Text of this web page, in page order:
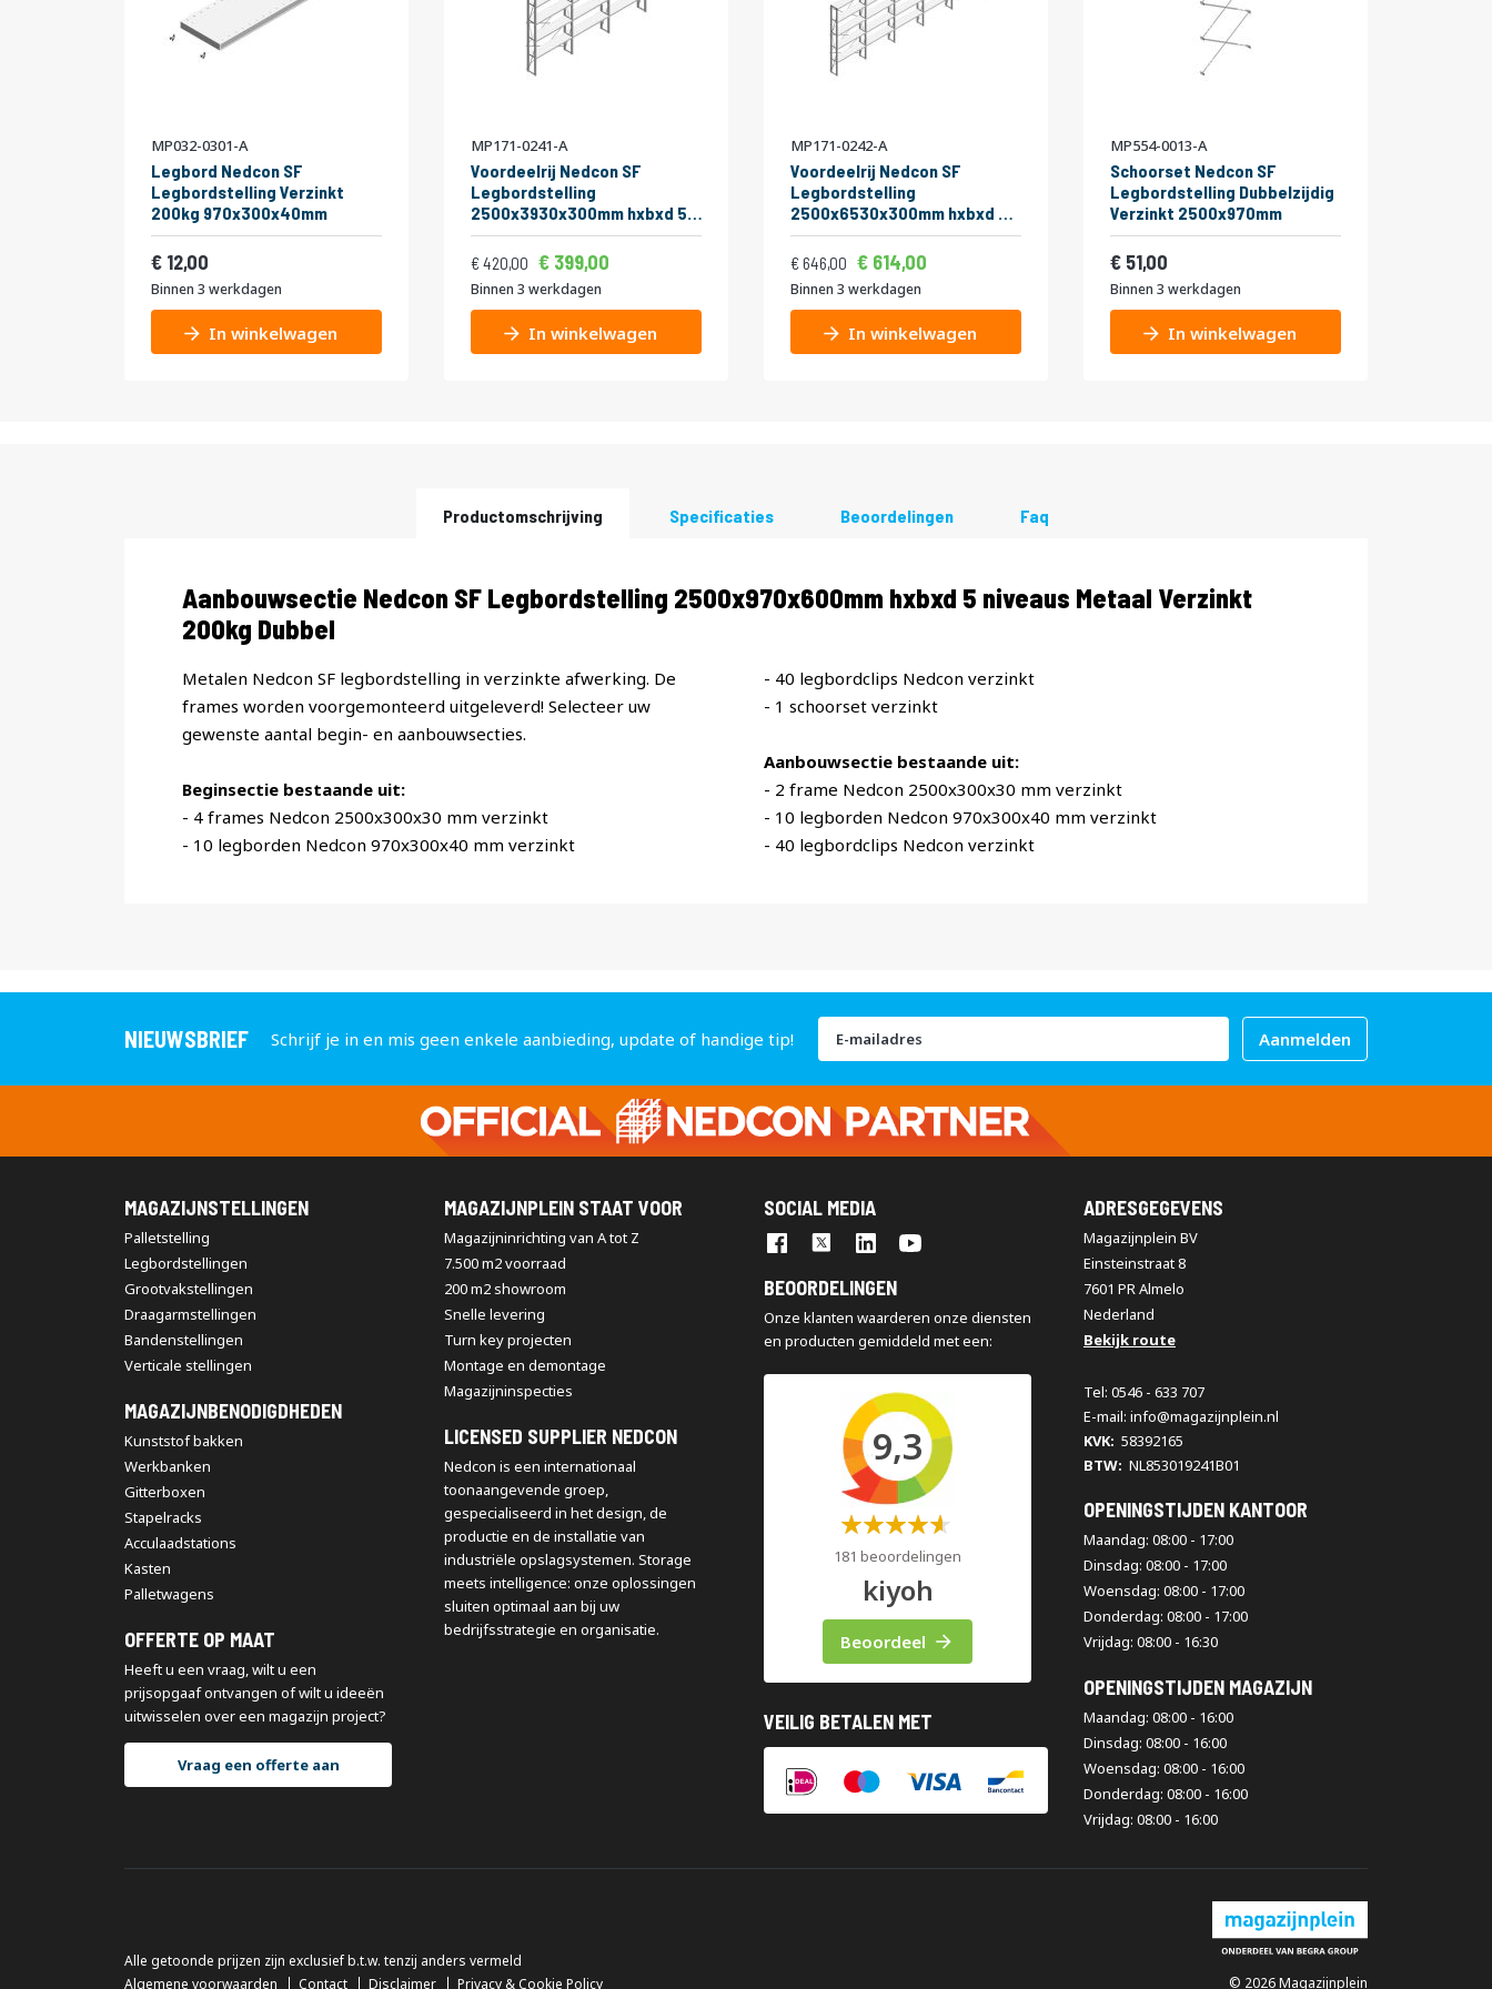
MP032-0301-A
Legbord Nedcon SF
Legbordstelling Verzinkt
200kg 970x300x40mm
Vanaf
12,00
Binnen 3 werkdagen
In winkelwagen
MP171-0241-A
Voordeelrij Nedcon SF
Legbordstelling
2500x3930x300mm hxbxd 5
niveaus Metaal Verzinkt
175kg Enkel
Normale prijs
420,00 508,20
Vanaf
399,00
Binnen 3 werkdagen
In winkelwagen
MP171-0242-A
Voordeelrij Nedcon SF
Legbordstelling
2500x6530x300mm hxbxd 5
niveaus Metaal Verzinkt
175kg Enkel
Normale prijs
646,00 781,66
Vanaf
614,00
Binnen 3 werkdagen
In winkelwagen
MP554-0013-A
Schoorset Nedcon SF
Legbordstelling Dubbelzijdig
Verzinkt 2500x970mm
Vanaf
51,00
Binnen 3 werkdagen
In winkelwagen
Productomschrijving
Productomschrijving
Aanbouwsectie Nedcon SF Legbordstelling 2500x970x600mm hxbxd 5 niveaus Metaal Verzinkt
200kg Dubbel
Metalen Nedcon SF legbordstelling in verzinkte afwerking. De
frames worden voorgemonteerd uitgeleverd! Selecteer uw
gewenste aantal begin- en aanbouwsecties.
Beginsectie bestaande uit:
- 4 frames Nedcon 2500x300x30 mm verzinkt
- 10 legborden Nedcon 970x300x40 mm verzinkt
- 40 legbordclips Nedcon verzinkt
- 1 schoorset verzinkt
Aanbouwsectie bestaande uit:
- 2 frame Nedcon 2500x300x30 mm verzinkt
- 10 legborden Nedcon 970x300x40 mm verzinkt
- 40 legbordclips Nedcon verzinkt
Specificaties Beoordelingen Faq
NIEUWSBRIEF Schrijf je in en mis geen enkele aanbieding, update of handige tip!
Abonneer
op
onze
nieuwsbrief
Aanmelden
MAGAZIJNSTELLINGEN
Palletstelling
Legbordstellingen
Grootvakstellingen
Draagarmstellingen
Bandenstellingen
Verticale stellingen
MAGAZIJNBENODIGDHEDEN
Kunststof bakken
Werkbanken
Gitterboxen
Stapelracks
Acculaadstations
Kasten
Palletwagens
OFFERTE OP MAAT
Heeft u een vraag, wilt u een
prijsopgaaf ontvangen of wilt u ideeën
uitwisselen over een magazijn project?
Vraag een offerte aan
MAGAZIJNPLEIN STAAT VOOR
Magazijninrichting van A tot Z
7.500 m2 voorraad
200 m2 showroom
Snelle levering
Turn key projecten
Montage en demontage
Magazijninspecties
LICENSED SUPPLIER NEDCON
Nedcon is een internationaal
toonaangevende groep,
gespecialiseerd in het design, de
productie en de installatie van
industriële opslagsystemen. Storage
meets intelligence: onze oplossingen
sluiten optimaal aan bij uw
bedrijfsstrategie en organisatie.
SOCIAL MEDIA
BEOORDELINGEN
Onze klanten waarderen onze diensten
en producten gemiddeld met een:
9,3
Waardering:
181 beoordelingen
kiyoh
Beoordeel
VEILIG BETALEN MET
ADRESGEGEVENS
Magazijnplein BV
Einsteinstraat 8
7601 PR Almelo
Nederland
Bekijk route
Tel: 0546 - 633 707
E-mail: info@magazijnplein.nl
KVK: 58392165
BTW: NL853019241B01
OPENINGSTIJDEN KANTOOR
Maandag: 08:00 - 17:00
Dinsdag: 08:00 - 17:00
Woensdag: 08:00 - 17:00
Donderdag: 08:00 - 17:00
Vrijdag: 08:00 - 16:30
OPENINGSTIJDEN MAGAZIJN
Maandag: 08:00 - 16:00
Dinsdag: 08:00 - 16:00
Woensdag: 08:00 - 16:00
Donderdag: 08:00 - 16:00
Vrijdag: 08:00 - 16:00
Alle getoonde prijzen zijn exclusief b.t.w. tenzij anders vermeld
Algemene voorwaarden
Contact Disclaimer Privacy & Cookie Policy © 2026 Magazijnplein